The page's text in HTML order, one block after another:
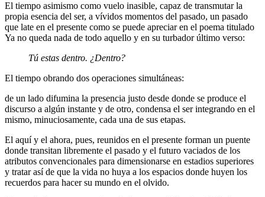
El tiempo asimismo como vuelo inasible, capaz de transmutar la
propia esencia del ser, a vívidos momentos del pasado, un pasado
que late en el presente como se puede apreciar en el poema titulado
Ya no queda nada de todo aquello y en su turbador último verso:
Tú estas dentro. ¿Dentro?
El tiempo obrando dos operaciones simultáneas:
de un lado difumina la presencia justo desde donde se produce el
discurso a algún instante y de otro, condensa el ser integrando en el
mismo, minuciosamente, cada una de sus etapas.
El aquí y el ahora, pues, reunidos en el presente forman un puente
donde transitan libremente el pasado y el futuro vaciados de los
atributos convencionales para dimensionarse en estadios superiores
y tratar así de que la vida no huya a los espacios donde huyen los
recuerdos para hacer su mundo en el olvido.